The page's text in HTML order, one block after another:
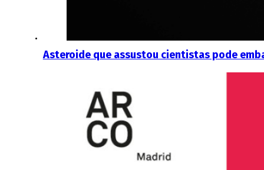
Asteroide que assustou cientistas pode